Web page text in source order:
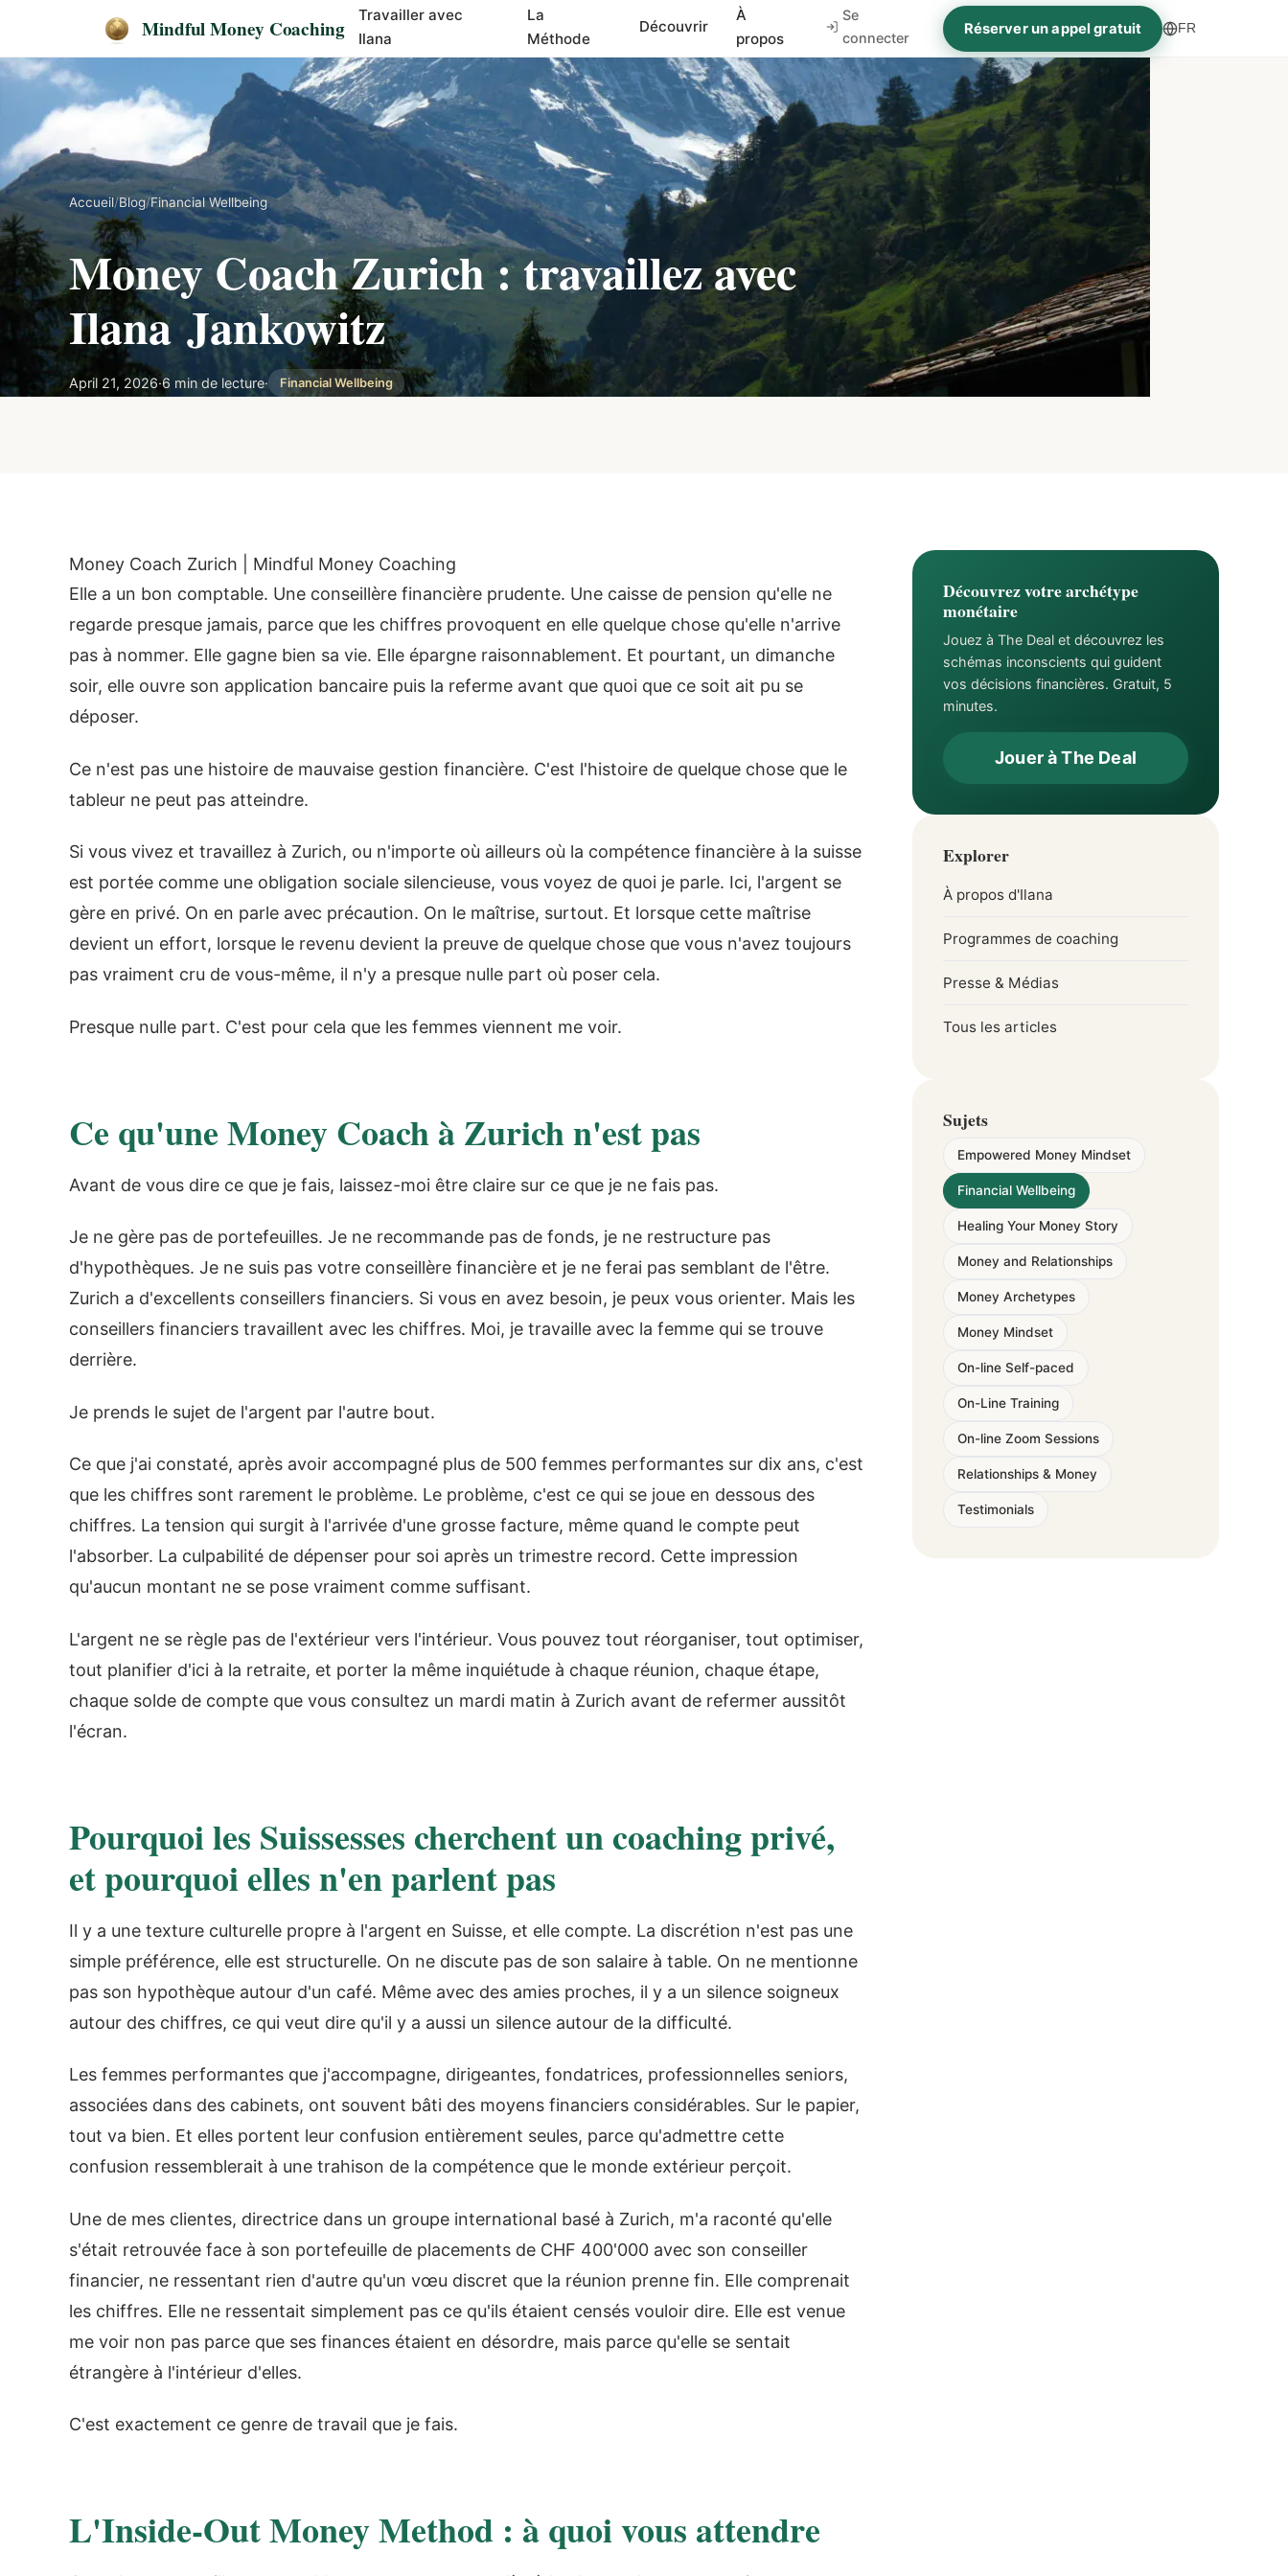
Mindful Money Coaching
Travailler avec
Ilana
La
Méthode
Découvrir
À
propos
Se
connecter
Réserver un appel gratuit FR
Accueil/Blog/Financial Wellbeing
Money Coach Zurich : travaillez avec
Ilana Jankowitz
April 21, 2026·6 min de lecture· Financial Wellbeing
Money Coach Zurich | Mindful Money Coaching
Elle a un bon comptable. Une conseillère financière prudente. Une caisse de pension qu'elle ne
regarde presque jamais, parce que les chiffres provoquent en elle quelque chose qu'elle n'arrive
pas à nommer. Elle gagne bien sa vie. Elle épargne raisonnablement. Et pourtant, un dimanche
soir, elle ouvre son application bancaire puis la referme avant que quoi que ce soit ait pu se
déposer.
Ce n'est pas une histoire de mauvaise gestion financière. C'est l'histoire de quelque chose que le
tableur ne peut pas atteindre.
Si vous vivez et travaillez à Zurich, ou n'importe où ailleurs où la compétence financière à la suisse
est portée comme une obligation sociale silencieuse, vous voyez de quoi je parle. Ici, l'argent se
gère en privé. On en parle avec précaution. On le maîtrise, surtout. Et lorsque cette maîtrise
devient un effort, lorsque le revenu devient la preuve de quelque chose que vous n'avez toujours
pas vraiment cru de vous-même, il n'y a presque nulle part où poser cela.
Presque nulle part. C'est pour cela que les femmes viennent me voir.
Ce qu'une Money Coach à Zurich n'est pas
Avant de vous dire ce que je fais, laissez-moi être claire sur ce que je ne fais pas.
Je ne gère pas de portefeuilles. Je ne recommande pas de fonds, je ne restructure pas
d'hypothèques. Je ne suis pas votre conseillère financière et je ne ferai pas semblant de l'être.
Zurich a d'excellents conseillers financiers. Si vous en avez besoin, je peux vous orienter. Mais les
conseillers financiers travaillent avec les chiffres. Moi, je travaille avec la femme qui se trouve
derrière.
Je prends le sujet de l'argent par l'autre bout.
Ce que j'ai constaté, après avoir accompagné plus de 500 femmes performantes sur dix ans, c'est
que les chiffres sont rarement le problème. Le problème, c'est ce qui se joue en dessous des
chiffres. La tension qui surgit à l'arrivée d'une grosse facture, même quand le compte peut
l'absorber. La culpabilité de dépenser pour soi après un trimestre record. Cette impression
qu'aucun montant ne se pose vraiment comme suffisant.
L'argent ne se règle pas de l'extérieur vers l'intérieur. Vous pouvez tout réorganiser, tout optimiser,
tout planifier d'ici à la retraite, et porter la même inquiétude à chaque réunion, chaque étape,
chaque solde de compte que vous consultez un mardi matin à Zurich avant de refermer aussitôt
l'écran.
Pourquoi les Suissesses cherchent un coaching privé,
et pourquoi elles n'en parlent pas
Il y a une texture culturelle propre à l'argent en Suisse, et elle compte. La discrétion n'est pas une
simple préférence, elle est structurelle. On ne discute pas de son salaire à table. On ne mentionne
pas son hypothèque autour d'un café. Même avec des amies proches, il y a un silence soigneux
autour des chiffres, ce qui veut dire qu'il y a aussi un silence autour de la difficulté.
Les femmes performantes que j'accompagne, dirigeantes, fondatrices, professionnelles seniors,
associées dans des cabinets, ont souvent bâti des moyens financiers considérables. Sur le papier,
tout va bien. Et elles portent leur confusion entièrement seules, parce qu'admettre cette
confusion ressemblerait à une trahison de la compétence que le monde extérieur perçoit.
Une de mes clientes, directrice dans un groupe international basé à Zurich, m'a raconté qu'elle
s'était retrouvée face à son portefeuille de placements de CHF 400'000 avec son conseiller
financier, ne ressentant rien d'autre qu'un vœu discret que la réunion prenne fin. Elle comprenait
les chiffres. Elle ne ressentait simplement pas ce qu'ils étaient censés vouloir dire. Elle est venue
me voir non pas parce que ses finances étaient en désordre, mais parce qu'elle se sentait
étrangère à l'intérieur d'elles.
C'est exactement ce genre de travail que je fais.
L'Inside-Out Money Method : à quoi vous attendre
Découvrez votre archétype
monétaire
Jouez à The Deal et découvrez les
schémas inconscients qui guident
vos décisions financières. Gratuit, 5
minutes.
Jouer à The Deal
Explorer
À propos d'Ilana
Programmes de coaching
Presse & Médias
Tous les articles
Sujets
Empowered Money Mindset
Financial Wellbeing
Healing Your Money Story
Money and Relationships
Money Archetypes
Money Mindset
On-line Self-paced
On-Line Training
On-line Zoom Sessions
Relationships & Money
Testimonials